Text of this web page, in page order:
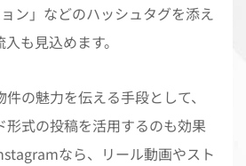
ン」などのハッシュタグを添え
も見込めます。
の魅力を伝える手段として、
形式の投稿を活用するのも効果
なら、リール動画やスト